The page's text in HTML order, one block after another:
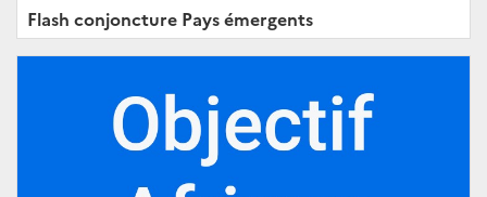
Flash conjoncture Pays émergents